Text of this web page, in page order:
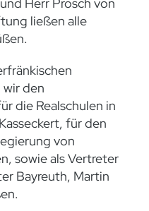
ließen alle
den
die Realschulen in
für den
von
sowie als Vertreter
Bayreuth, Martin